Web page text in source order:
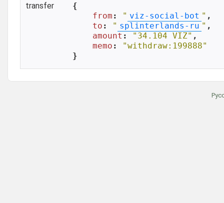
transfer
{
from : " viz-social-bot " ,
to : " splinterlands-ru " ,
amount : "34.104 VIZ" ,
memo :
"withdraw:199888"
}